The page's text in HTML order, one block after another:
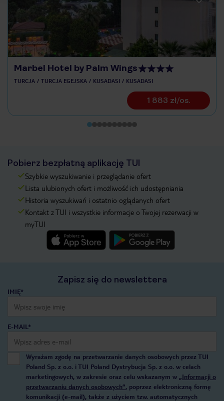
Marbel Hotel by Palm Wings
TURCJA TURCJA EGEJSKA KUSADASI KUSADASI
1 883 zł/os.
Pobierz bezpłatną aplikację TUI
Szybkie wyszukiwanie i przeglądanie ofert
Lista ulubionych ofert i możliwość ich udostępniania
Historia wyszukiwań i ostatnio oglądanych ofert
Kontakt z TUI i wszystkie informacje o Twojej rezerwacji w
myTUI
Zapisz się do newslettera
IMIĘ*
E-MAIL*
Wyrażam zgodę na przetwarzanie danych osobowych przez TUI
Poland Sp. z o.o. i TUI Poland Dystrybucja Sp. z o.o. w celach
marketingowych, w zakresie oraz celu wskazanym w „Informacji o
przetwarzaniu danych osobowych”, poprzez elektroniczną formę
komunikacji (e-mail), także z użyciem tzw. automatycznych